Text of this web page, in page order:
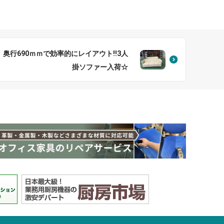
奥行690ｍｍで効率的にレイアウト!!3人
掛ソファー入荷☆